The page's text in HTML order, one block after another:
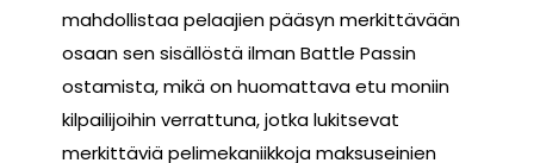
mahdollistaa pelaajien pääsyn merkittävään
osaan sen sisällöstä ilman Battle Passin
ostamista, mikä on huomattava etu moniin
kilpailijoihin verrattuna, jotka lukitsevat
merkittäviä pelimekaniikkoja maksuseinien